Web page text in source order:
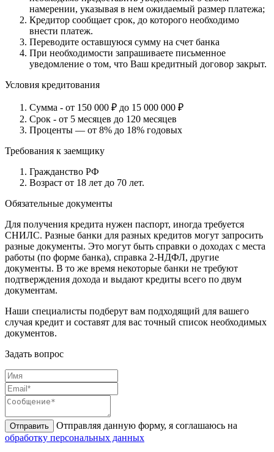
намерении, указывая в нем ожидаемый размер платежа;
Кредитор сообщает срок, до которого необходимо
внести платеж.
Переводите оставшуюся сумму на счет банка
При необходимости запрашиваете письменное
уведомление о том, что Ваш кредитный договор закрыт.
Условия кредитования
Сумма - от 150 000 ₽ до 15 000 000 ₽
Срок - от 5 месяцев до 120 месяцев
Проценты — от 8% до 18% годовых
Требования к заемщику
Гражданство РФ
Возраст от 18 лет до 70 лет.
Обязательные документы
Для получения кредита нужен паспорт, иногда требуется
СНИЛС. Разные банки для разных кредитов могут запросить
разные документы. Это могут быть справки о доходах с места
работы (по форме банка), справка 2-НДФЛ, другие
документы. В то же время некоторые банки не требуют
подтверждения дохода и выдают кредиты всего по двум
документам.
Наши специалисты подберут вам подходящий для вашего
случая кредит и составят для вас точный список необходимых
документов.
Задать вопрос
Отправить
Отправляя данную форму, я соглашаюсь на
обработку персональных данных